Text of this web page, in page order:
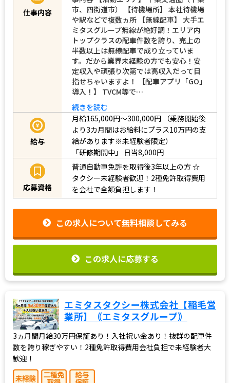
仕事内容
市、四街道市） 【待機場所】 本社待機場
や駅などで複数ヵ所 【無線配車】 大手エ
ミタスグループ無線が絶好調！エリア内
トップクラスの配車件数を誇り、売上の
半数以上は無線配車で成り立っていま
す。だから業界未経験の方でも安心！安
定収入や頑張り次第では高収入だって目
指せちゃいますよ！ 【配車アプリ「GO」
導入！】 TVCM等で…
続きを読む
給与
月給165,000円～300,000円 （乗務開始後
より3カ月間はお給料にプラス10万円の支
給があります※未経験者限定）
「研修期間中」
日当8,000円
応募資格
普通自動車免許を取得後3年以上の方☆
タクシー未経験者歓迎！2種免許取得費用
を会社で全額負担します！
この求人について無料相談してみる
この求人に応募する
エミタスタクシー株式会社【稲毛営
業所】｟エミタスグループ｠
3ヵ月間月給30万円保証あり！入社祝い金あり！抜群の配車件
数を誇り稼ぎやすい！2種免許取得費用会社負担で未経験者大
歓迎！